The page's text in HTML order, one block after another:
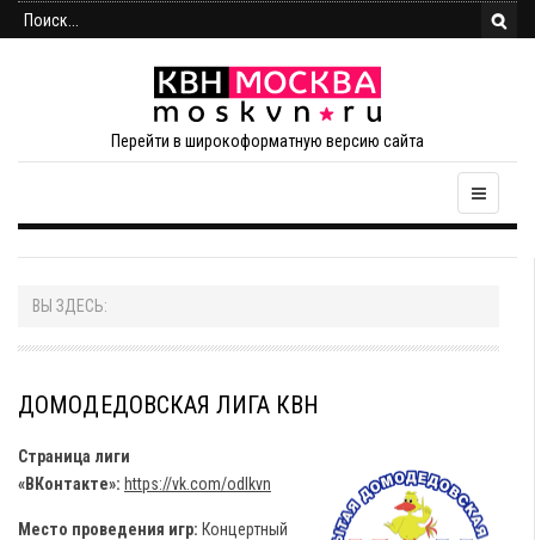
Перейти в широкоформатную версию сайта
ВЫ ЗДЕСЬ:
ДОМОДЕДОВСКАЯ ЛИГА КВН
Страница лиги
«ВКонтакте»: https://vk.com/odlkvn
Место проведения игр: Концертный